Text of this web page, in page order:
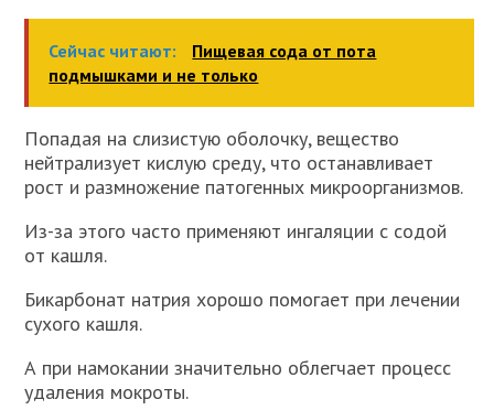
Сейчас читают:
Пищевая сода от пота
подмышками и не только
Попадая на слизистую оболочку, вещество
нейтрализует кислую среду, что останавливает
рост и размножение патогенных микроорганизмов.
Из-за этого часто применяют ингаляции с содой
от кашля.
Бикарбонат натрия хорошо помогает при лечении
сухого кашля.
А при намокании значительно облегчает процесс
удаления мокроты.